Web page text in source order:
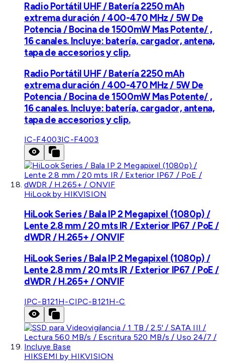
Radio Portátil UHF / Batería 2250 mAh
extrema duración / 400-470 MHz / 5W De
Potencia / Bocina de 1500mW Mas Potente/ ,
16 canales. Incluye: batería, cargador, antena,
tapa de accesorios y clip.
Radio Portátil UHF / Batería 2250 mAh
extrema duración / 400-470 MHz / 5W De
Potencia / Bocina de 1500mW Mas Potente/ ,
16 canales. Incluye: batería, cargador, antena,
tapa de accesorios y clip.
IC-F4003IC-F4003
HiLook by HIKVISION
HiLook Series / Bala IP 2 Megapixel (1080p) /
Lente 2.8 mm / 20 mts IR / Exterior IP67 / PoE /
dWDR / H.265+ / ONVIF
HiLook Series / Bala IP 2 Megapixel (1080p) /
Lente 2.8 mm / 20 mts IR / Exterior IP67 / PoE /
dWDR / H.265+ / ONVIF
IPC-B121H-CIPC-B121H-C
HIKSEMI by HIKVISION